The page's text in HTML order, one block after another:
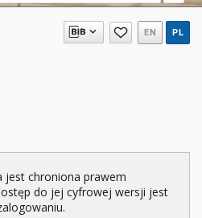
EN PL
jest chroniona prawem
do jej cyfrowej wersji jest